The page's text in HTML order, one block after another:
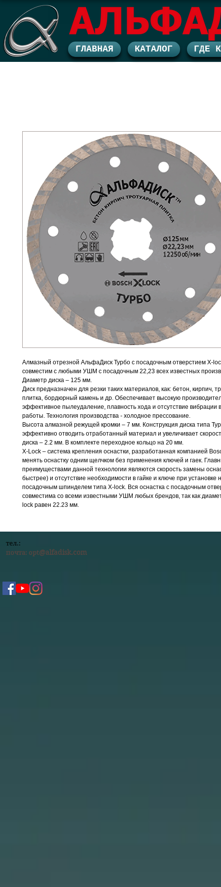
ГЛАВНАЯ КАТАЛОГ ГДЕ
Алмазный отрезной АльфаДиск Турбо с посадочным отверстием X-
совместим с любыми УШМ с посадочным 22,23 всех известных
Диаметр диска – 125 мм.
Диск предназначен для резки таких материалов, как: бетон, кирпич,
плитка, бордюрный камень и др. Обеспечивает высокую
эффективное пылеудаление, плавность хода и отсутствие вибрации
работы. Технология производства - холодное прессование.
Высота алмазной режущей кромки – 7 мм. Конструкция диска типа
эффективно отводить отработанный материал и увеличивает
диска – 2.2 мм. В комплекте переходное кольцо на 20 мм.
X-Lock – система крепления оснастки, разработанная компанией
менять оснастку одним щелчком без применения ключей и гаек.
преимуществами данной технологии являются скорость замены
быстрее) и отсутствие необходимости в гайке и ключе при
посадочным шпинделем типа X-lock. Вся оснастка с посадочным
совместима со всеми известными УШМ любых брендов, так как
lock равен 22.23 мм.
тел.:
почта: opt@alfadisk.com